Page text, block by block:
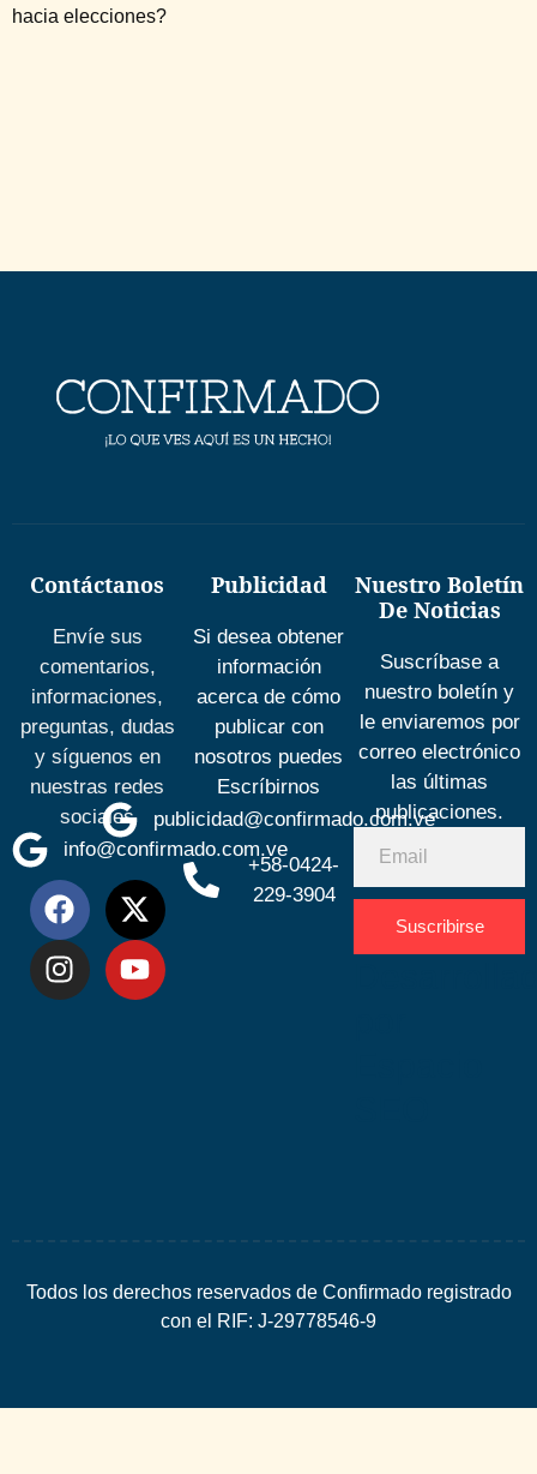
hacia elecciones?
Contáctanos
Envíe sus
comentarios,
informaciones,
preguntas, dudas
y síguenos en
nuestras redes
sociales
info@confirmado.com.ve
Publicidad
Si desea obtener
información
acerca de cómo
publicar con
nosotros puedes
Escríbirnos
publicidad@confirmado.com.ve
+58-0424-
229-3904
Nuestro Boletín
De Noticias
Suscríbase a
nuestro boletín y
le enviaremos por
correo electrónico
las últimas
publicaciones.
Suscribirse
Todos los derechos reservados de Confirmado registrado
con el RIF: J-29778546-9